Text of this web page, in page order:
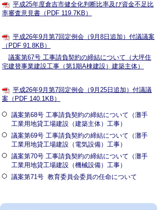
平成25年度倉吉市健全化判断比率及び資金不足比
率審査意見書（PDF 119.7KB）
平成26年9月第7回定例会（9月8日追加）付議議案
（PDF 91.8KB）
議案第67号 工事請負契約の締結について（大坪住
宅建替事業建設工事（第1期A棟建設）建築主体）
平成26年9月第7回定例会（9月25日追加）付議議
案（PDF 140.1KB）
議案第68号 工事請負契約の締結について（灘手
工業用地貸工場建設（建築主体）工事）
議案第69号 工事請負契約の締結について（灘手
工業用地貸工場建設（電気設備）工事）
議案第70号 工事請負契約の締結について（灘手
工業用地貸工場建設（機械設備）工事）
議案第71号 教育委員会委員の任命について